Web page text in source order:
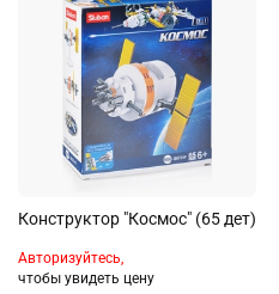
Конструктор "Космос" (65 дет)
Авторизуйтесь,
чтобы увидеть цену